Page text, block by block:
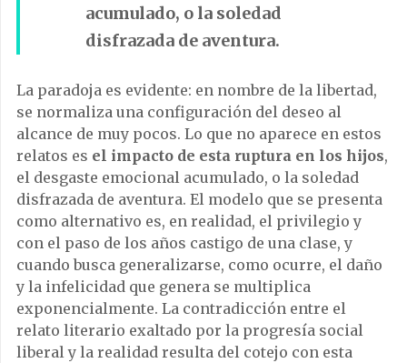
acumulado, o la soledad
disfrazada de aventura.
La paradoja es evidente: en nombre de la libertad,
se normaliza una configuración del deseo al
alcance de muy pocos. Lo que no aparece en estos
relatos es el impacto de esta ruptura en los hijos,
el desgaste emocional acumulado, o la soledad
disfrazada de aventura. El modelo que se presenta
como alternativo es, en realidad, el privilegio y
con el paso de los años castigo de una clase, y
cuando busca generalizarse, como ocurre, el daño
y la infelicidad que genera se multiplica
exponencialmente. La contradicción entre el
relato literario exaltado por la progresía social
liberal y la realidad resulta del cotejo con esta